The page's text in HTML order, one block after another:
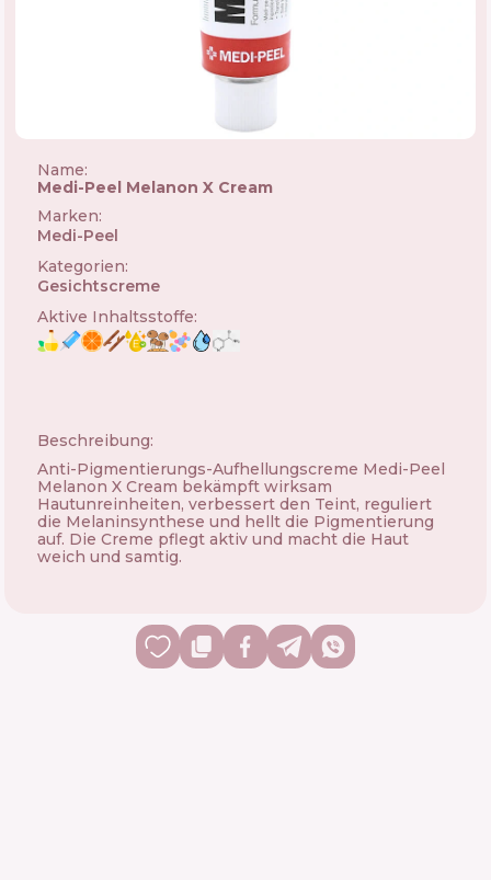
Name:
Medi-Peel Melanon X Cream
Marken:
Medi-Peel
Kategorien:
Gesichtscreme
Aktive Inhaltsstoffe:
Beschreibung:
Anti-Pigmentierungs-Aufhellungscreme Medi-Peel
Melanon X Cream bekämpft wirksam
Hautunreinheiten, verbessert den Teint, reguliert
die Melaninsynthese und hellt die Pigmentierung
auf. Die Creme pflegt aktiv und macht die Haut
weich und samtig.